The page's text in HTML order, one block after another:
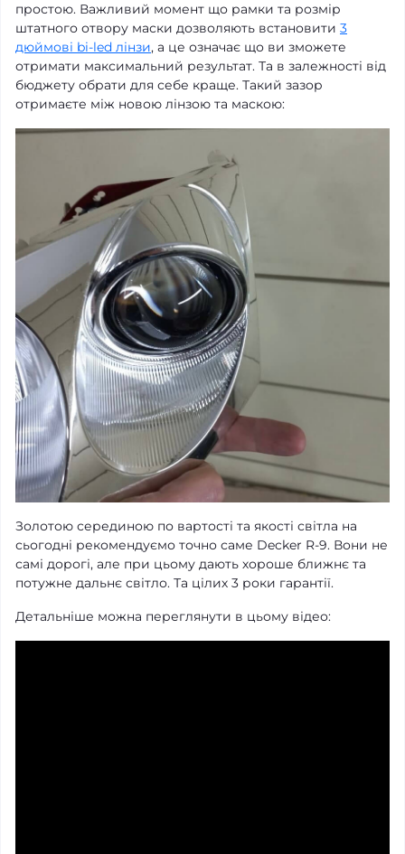
простою. Важливий момент що рамки та розмір
штатного отвору маски дозволяють встановити 3
дюймові bi-led лінзи, а це означає що ви зможете
отримати максимальний результат. Та в залежності від
бюджету обрати для себе краще. Такий зазор
отримаєте між новою лінзою та маскою:
Золотою серединою по вартості та якості світла на
сьогодні рекомендуємо точно саме Decker R-9. Вони не
самі дорогі, але при цьому дають хороше ближнє та
потужне дальнє світло. Та цілих 3 роки гарантії.
Детальніше можна переглянути в цьому відео: